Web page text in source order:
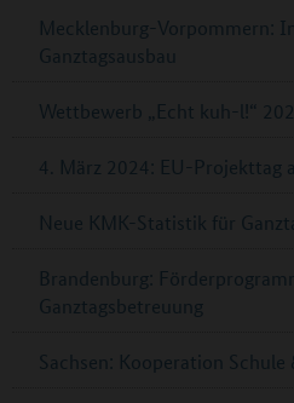
Mecklenburg-Vorpommern:
Ganztagsausbau
Wettbewerb „Echt kuh-l!“
4. März 2024: EU-Projekttag
Neue KMK-Statistik für
Brandenburg:
Ganztagsbetreuung
Sachsen: Kooperation Schule